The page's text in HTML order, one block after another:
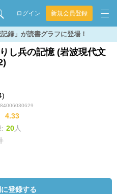
ログイン 新規会員登録
録」が読書グラフに登場！
し兵の記憶 (岩波現代文
4.33
20人
登録する